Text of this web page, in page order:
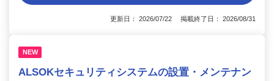
更新日： 2026/07/22 掲載終了日： 2026/08/31
NEW
ALSOKセキュリティシステムの設置・メンテナン